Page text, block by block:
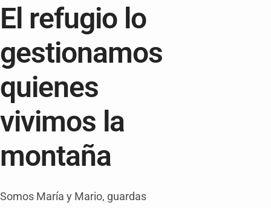
El refugio lo
gestionamos
quienes
vivimos la
montaña
Somos María y Mario, guardas